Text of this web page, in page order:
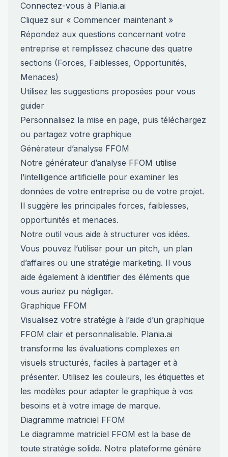
Connectez-vous à Plania.ai
Cliquez sur « Commencer maintenant »
Répondez aux questions concernant votre
entreprise et remplissez chacune des quatre
sections (Forces, Faiblesses, Opportunités,
Menaces)
Utilisez les suggestions proposées pour vous
guider
Personnalisez la mise en page, puis téléchargez
ou partagez votre graphique
Générateur d’analyse FFOM
Notre générateur d’analyse FFOM utilise
l’intelligence artificielle pour examiner les
données de votre entreprise ou de votre projet.
Il suggère les principales forces, faiblesses,
opportunités et menaces.
Notre outil vous aide à structurer vos idées.
Vous pouvez l’utiliser pour un pitch, un plan
d’affaires ou une stratégie marketing. Il vous
aide également à identifier des éléments que
vous auriez pu négliger.
Graphique FFOM
Visualisez votre stratégie à l’aide d’un graphique
FFOM clair et personnalisable. Plania.ai
transforme les évaluations complexes en
visuels structurés, faciles à partager et à
présenter. Utilisez les couleurs, les étiquettes et
les modèles pour adapter le graphique à vos
besoins et à votre image de marque.
Diagramme matriciel FFOM
Le diagramme matriciel FFOM est la base de
toute stratégie solide. Notre plateforme génère